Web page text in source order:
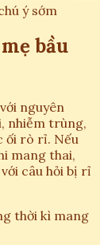
ý sớm
bầu
nguyên
nhiễm trùng,
ối rò rỉ. Nếu
mang thai,
câu hỏi bị rỉ
thời kì mang